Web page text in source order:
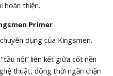
hoàn thiện.
Primer
dụng của Kingsmen.
nối” liên kết giữa cốt nền
thuật, đồng thời ngăn chặn